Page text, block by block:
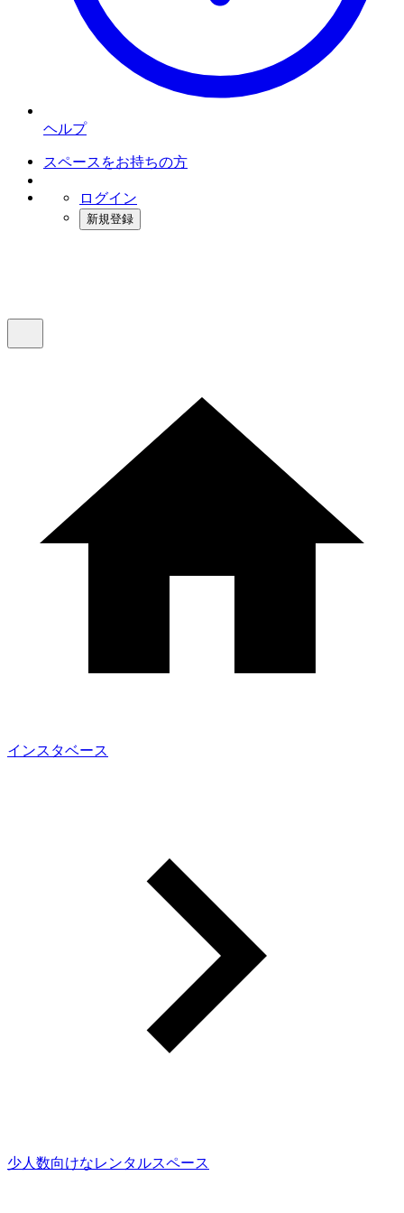
ヘルプ
スペースをお持ちの方
ログイン
新規登録
インスタベース
少人数向けなレンタルスペース